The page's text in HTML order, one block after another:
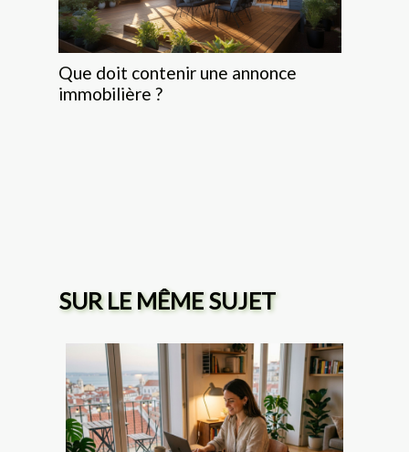
Que doit contenir une annonce
immobilière ?
SUR LE MÊME SUJET